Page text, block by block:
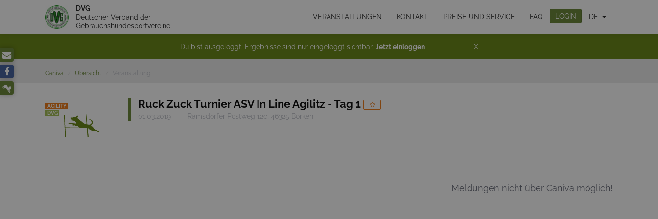
DVG
Deutscher Verband der
Gebrauchshundesportvereine
VERANSTALTUNGEN KONTAKT PREISE UND SERVICE FAQ LOGIN DE
Du bist ausgeloggt. Ergebnisse sind nur eingeloggt sichtbar. Jetzt einloggen X
Caniva Übersicht
AGILITY
DVG
Ruck Zuck Turnier ASV In Line Agilitz - Tag 1
01.03.2019 Ramsdorfer Postweg 12c, 46325 Borken
Meldungen nicht über Caniva möglich!